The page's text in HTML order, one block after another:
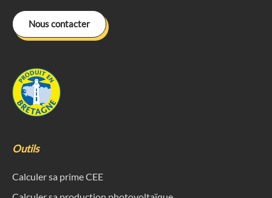
Nous contacter
Outils
Calculer sa prime CEE